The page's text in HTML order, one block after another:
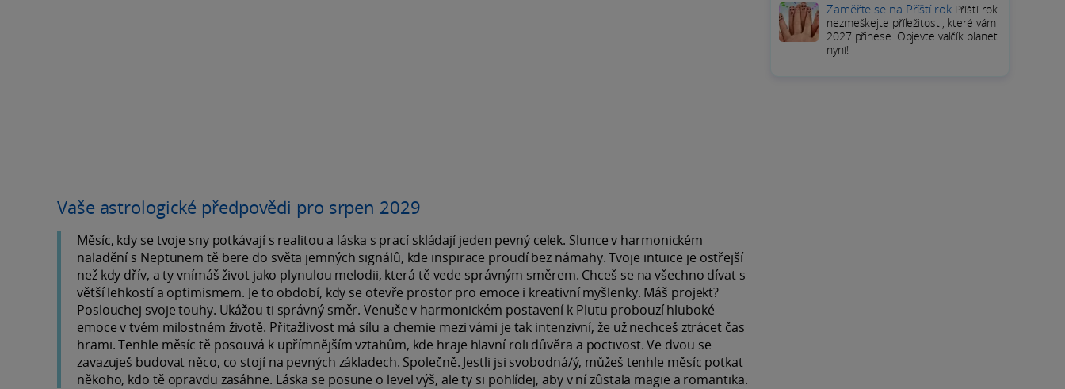
Vaše astrologické předpovědi pro srpen 2029
Měsíc, kdy se tvoje sny potkávají s realitou a láska s prací skládají jeden pevný celek. Slunce v harmonickém
naladění s Neptunem tě bere do světa jemných signálů, kde inspirace proudí bez námahy. Tvoje intuice je ostřejší
než kdy dřív, a ty vnímáš život jako plynulou melodii, která tě vede správným směrem. Chceš se na všechno dívat s
větší lehkostí a optimismem. Je to období, kdy se otevře prostor pro emoce i kreativní myšlenky. Máš projekt?
Poslouchej svoje touhy. Ukážou ti správný směr. Venuše v harmonickém postavení k Plutu probouzí hluboké
emoce v tvém milostném životě. Přitažlivost má sílu a chemie mezi vámi je tak intenzivní, že už nechceš ztrácet čas
hrami. Tenhle měsíc tě posouvá k upřímnějším vztahům, kde hraje hlavní roli důvěra a poctivost. Ve dvou se
zavazuješ budovat něco, co stojí na pevných základech. Společně. Jestli jsi svobodná/ý, můžeš tenhle měsíc potkat
někoho, kdo tě opravdu zasáhne. Láska se posune o level výš, ale ty si pohlídej, aby v ní zůstala magie a romantika.
Zaměřte se na Příští rok Příští rok
nezmeškejte příležitosti, které vám
2027 přinese. Objevte valčík planet
nyní!